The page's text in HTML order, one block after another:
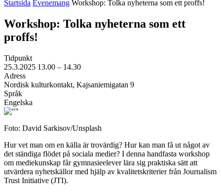
Startsida Evenemang Workshop: Tolka nyheterna som ett proffs!
Workshop: Tolka nyheterna som ett
proffs!
Tidpunkt
25.3.2025 13.00 – 14.30
Adress
Nordisk kulturkontakt, Kajsaniemigatan 9
Språk
Engelska
Foto: David Sarkisov/Unsplash
Hur vet man om en källa är trovärdig? Hur kan man få ut något av
det ständiga flödet på sociala medier? I denna handfasta workshop
om mediekunskap får gymnasieelever lära sig praktiska sätt att
utvärdera nyhetskällor med hjälp av kvalitetskriterier från Journalism
Trust Initiative (JTI).